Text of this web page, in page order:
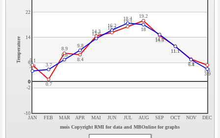
JAN FEB MAR APR MAI JUN JUL AUG SEP OCT NOV DEC
-10
-2
6
14
22
Temperature
mois Copyright RMI for data and MBOnline for graphs
0
0
5.1
0.7
8.9
8.4
14.3
15.4
17.3
19.2
14.5
11.1
7.1
5.1
3.3 3.7
6.8
9.8
13.6
16.2
18.4
18
14.9
11.1
6.8
3.9